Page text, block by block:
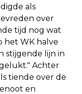
als
over
tijd nog wat
het WK halve
stijgende lijn in
Achter
tiende over de
en